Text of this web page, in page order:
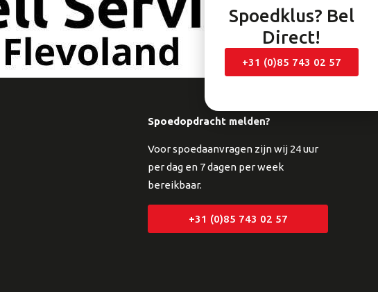
Spoedopdracht melden?
Voor spoedaanvragen zijn wij 24 uur
per dag en 7 dagen per week
bereikbaar.
+31 (0)85 743 02 57
Spoedklus? Bel
Direct!
+31 (0)85 743 02 57